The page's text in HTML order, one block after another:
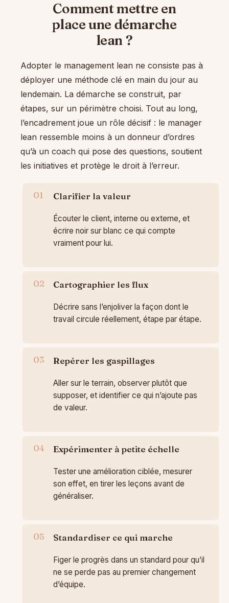
Comment mettre en
place une démarche
lean ?
Adopter le management lean ne consiste pas à
déployer une méthode clé en main du jour au
lendemain. La démarche se construit, par
étapes, sur un périmètre choisi. Tout au long,
l’encadrement joue un rôle décisif : le manager
lean ressemble moins à un donneur d’ordres
qu’à un coach qui pose des questions, soutient
les initiatives et protège le droit à l’erreur.
Clarifier la valeur
Écouter le client, interne ou externe, et
écrire noir sur blanc ce qui compte
vraiment pour lui.
Cartographier les flux
Décrire sans l’enjoliver la façon dont le
travail circule réellement, étape par étape.
Repérer les gaspillages
Aller sur le terrain, observer plutôt que
supposer, et identifier ce qui n’ajoute pas
de valeur.
Expérimenter à petite échelle
Tester une amélioration ciblée, mesurer
son effet, en tirer les leçons avant de
généraliser.
Standardiser ce qui marche
Figer le progrès dans un standard pour qu’il
ne se perde pas au premier changement
d’équipe.